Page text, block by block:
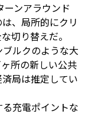
ーンアラウンド
、局所的にクリ
切り替えだ。
ルクのような大
所の新しい公共
局は推定してい
充電ポイントな